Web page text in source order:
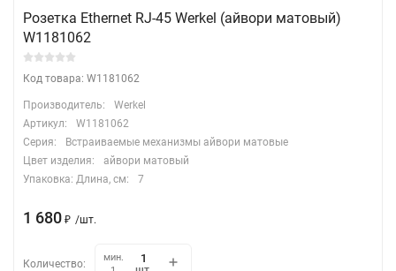
Розетка Ethernet RJ-45 Werkel (айвори матовый)
W1181062
Код товара: W1181062
Производитель:
Werkel
Артикул:
W1181062
Серия:
Встраиваемые механизмы айвори матовые
Цвет изделия:
айвори матовый
Упаковка: Длина, cм:
7
1 680 ₽ /шт.
Количество:
мин.